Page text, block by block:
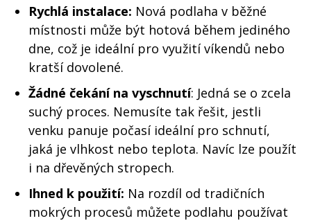
Rychlá instalace: Nová podlaha v běžné
místnosti může být hotová během jediného
dne, což je ideální pro využití víkendů nebo
kratší dovolené.
Žádné čekání na vyschnutí: Jedná se o zcela
suchý proces. Nemusíte tak řešit, jestli
venku panuje počasí ideální pro schnutí,
jaká je vlhkost nebo teplota. Navíc lze použít
i na dřevěných stropech.
Ihned k použití: Na rozdíl od tradičních
mokrých procesů můžete podlahu používat